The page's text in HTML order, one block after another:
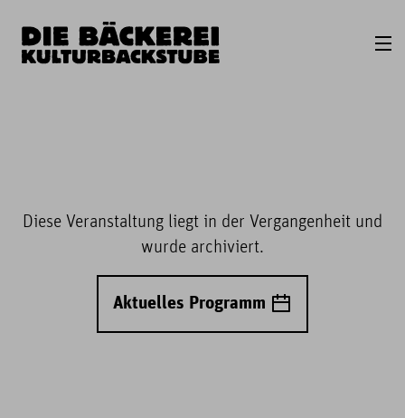
Diese Veranstaltung liegt in der Vergangenheit und
wurde archiviert.
Aktuelles Programm